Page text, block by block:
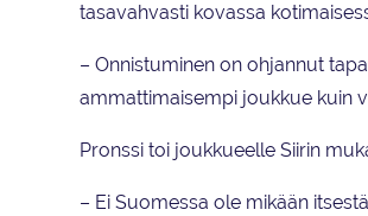
tasavahvasti kovassa
– Onnistuminen on ohjannut
ammattimaisempi joukkue kuin
Pronssi toi joukkueelle Siirin
– Ei Suomessa ole mikään